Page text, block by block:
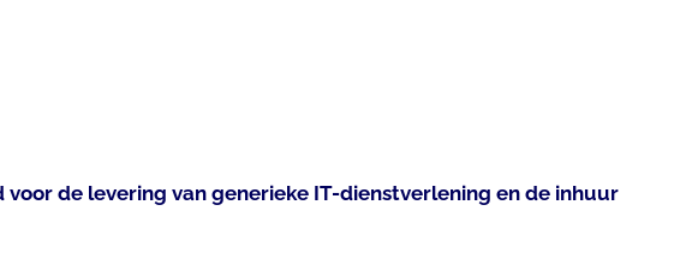
de levering van generieke IT-dienstverlening en de inhuur